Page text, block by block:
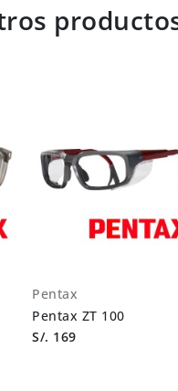
Pentax
Pentax ZT 100
S/. 169